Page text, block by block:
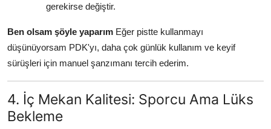
gerekirse değiştir.
Ben olsam şöyle yaparım Eğer pistte kullanmayı
düşünüyorsam PDK'yı, daha çok günlük kullanım ve keyif
sürüşleri için manuel şanzımanı tercih ederim.
4. İç Mekan Kalitesi: Sporcu Ama Lüks
Bekleme